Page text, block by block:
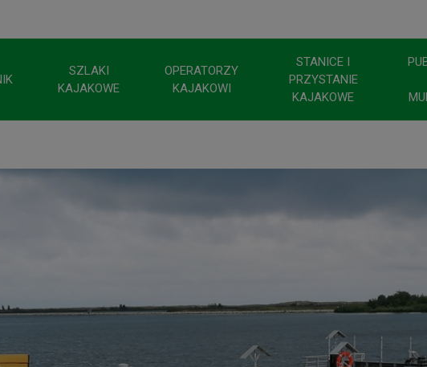
SZLAKI
KAJAKOWE
OPERATORZY
KAJAKOWI
STANICE I
PRZYSTANIE
KAJAKOWE